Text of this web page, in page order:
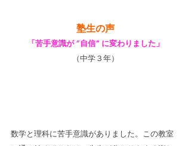
塾生の声
「苦手意識が ”自信” に変わりました」
（中学３年）
数学と理科に苦手意識がありました。この教室